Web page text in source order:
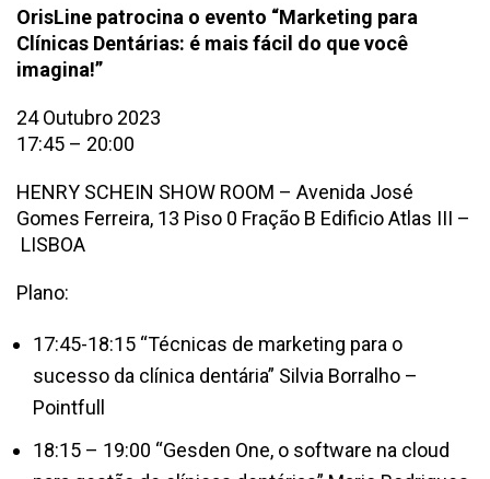
OrisLine patrocina o evento “Marketing para
Clínicas Dentárias: é mais fácil do que você
imagina!”
24 Outubro 2023
17:45 – 20:00
HENRY SCHEIN SHOW ROOM – Avenida José
Gomes Ferreira, 13 Piso 0 Fração B Edificio Atlas III –
LISBOA
Plano:
17:45-18:15 “Técnicas de marketing para o
sucesso da clínica dentária” Silvia Borralho –
Pointfull
18:15 – 19:00 “Gesden One, o software na cloud